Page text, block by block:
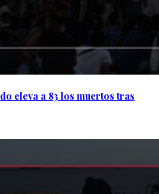
eleva a 83 los muertos tras